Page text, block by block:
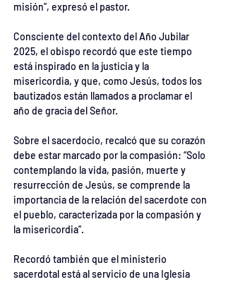
misión”, expresó el pastor.
Consciente del contexto del Año Jubilar
2025, el obispo recordó que este tiempo
está inspirado en la justicia y la
misericordia, y que, como Jesús, todos los
bautizados están llamados a proclamar el
año de gracia del Señor.
Sobre el sacerdocio, recalcó que su corazón
debe estar marcado por la compasión: “Solo
contemplando la vida, pasión, muerte y
resurrección de Jesús, se comprende la
importancia de la relación del sacerdote con
el pueblo, caracterizada por la compasión y
la misericordia”.
Recordó también que el ministerio
sacerdotal está al servicio de una Iglesia